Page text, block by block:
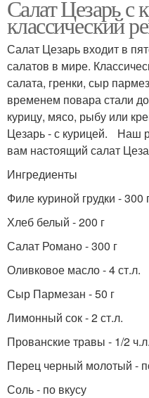
Салат Цезарь с
классический
Салат Цезарь входит в
салатов в мире.
салата, гренки, сыр
временем повара стали
курицу, мясо, рыбу или
Цезарь - с курицей. Наш
вам настоящий салат
Ингредиенты
Филе куриной грудки - 300
Хлеб белый - 200 г
Салат Романо - 300 г
Оливковое масло - 4 ст.л.
Сыр Пармезан - 50 г
Лимонный сок - 2 ст.л.
Прованские травы - 1/2 ч.л.
Перец черный молотый -
Соль - по вкусу